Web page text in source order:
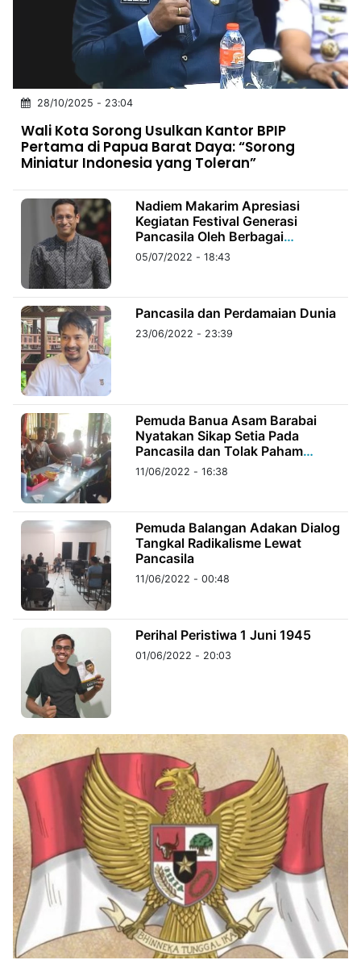
NTB
Time
IDN
Jogja
Rakyat
News
Notice
Baru
Kabarbaru
Kabarbaru.co
2026
PT.
Kabarbaru
Media
Holding
28/10/2025 - 23:04
Wali Kota Sorong Usulkan Kantor BPIP
Pertama di Papua Barat Daya: “Sorong
Miniatur Indonesia yang Toleran”
Nadiem Makarim Apresiasi
Kegiatan Festival Generasi
Pancasila Oleh Berbagai
Organisasi di Jakarta
05/07/2022 - 18:43
Pancasila dan Perdamaian Dunia
23/06/2022 - 23:39
Pemuda Banua Asam Barabai
Nyatakan Sikap Setia Pada
Pancasila dan Tolak Paham
Radikal
11/06/2022 - 16:38
Pemuda Balangan Adakan Dialog
Tangkal Radikalisme Lewat
Pancasila
11/06/2022 - 00:48
Perihal Peristiwa 1 Juni 1945
01/06/2022 - 20:03